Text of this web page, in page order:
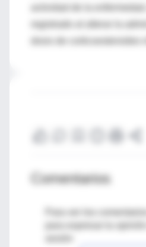
registrado al alterar la
Comentarios
Para ver los